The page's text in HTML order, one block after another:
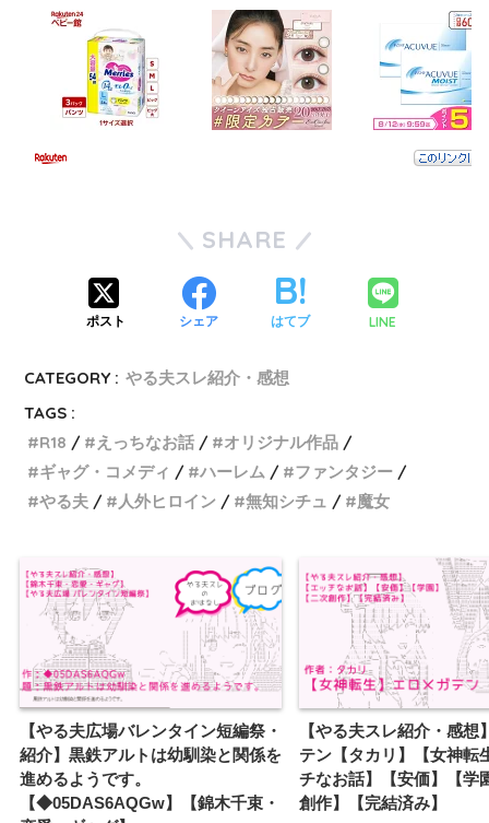
SHARE
ポスト シェア はてブ LINE
CATEGORY : やる夫スレ紹介・感想
TAGS :
R18
えっちなお話
オリジナル作品
ギャグ・コメディ
ハーレム
ファンタジー
やる夫
人外ヒロイン 無知シチュ 魔女
【やる夫広場バレンタイン短編祭・
紹介】黒鉄アルトは幼馴染と関係を
進めるようです。
【◆05DAS6AQGw】【錦木千束・
【やる夫スレ紹介・感想
テン【タカリ】【女神転
チなお話】【安価】【学
創作】【完結済み】